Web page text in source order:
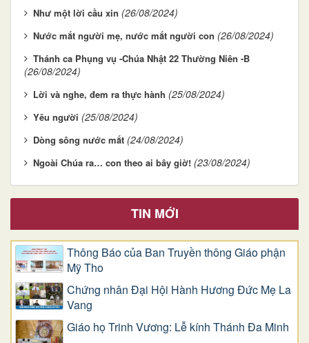
Như một lời cầu xin (26/08/2024)
Nước mắt người mẹ, nước mắt người con (26/08/2024)
Thánh ca Phụng vụ -Chúa Nhật 22 Thường Niên -B
(26/08/2024)
Lời và nghe, đem ra thực hành (25/08/2024)
Yêu người (25/08/2024)
Dòng sông nước mắt (24/08/2024)
Ngoài Chúa ra… con theo ai bây giờ! (23/08/2024)
TIN MỚI
Thông Báo của Ban Truyền thông Giáo phận
Mỹ Tho
Chứng nhân Đại Hội Hành Hương Đức Mẹ La
Vang
Giáo họ Trinh Vương: Lễ kính Thánh Đa Minh